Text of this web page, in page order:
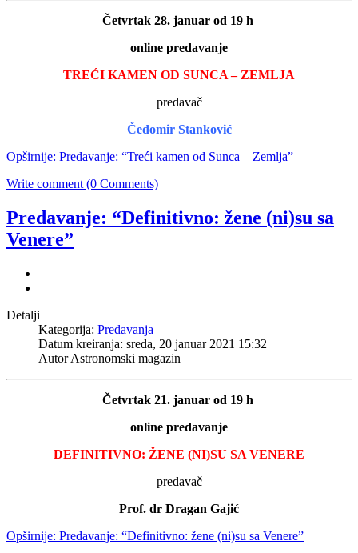
Četvrtak 28. januar od 19 h
online predavanje
TREĆI KAMEN OD SUNCA – ZEMLJA
predavač
Čedomir Stanković
Opširnije: Predavanje: “Treći kamen od Sunca – Zemlja”
Write comment (0 Comments)
Predavanje: “Definitivno: žene (ni)su sa
Venere”
Detalji
Kategorija: Predavanja
Datum kreiranja: sreda, 20 januar 2021 15:32
Autor Astronomski magazin
Četvrtak 21. januar od 19 h
online predavanje
DEFINITIVNO: ŽENE (NI)SU SA VENERE
predavač
Prof. dr Dragan Gajić
Opširnije: Predavanje: “Definitivno: žene (ni)su sa Venere”